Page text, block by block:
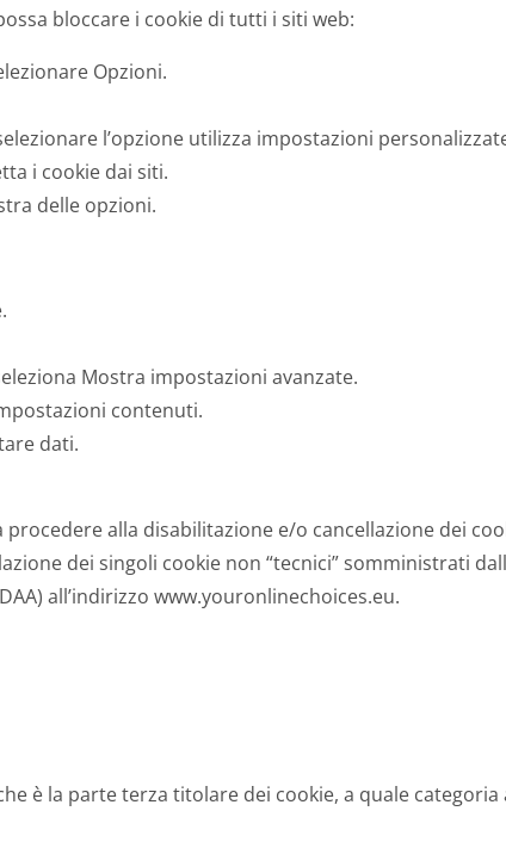
bloccare i cookie di tutti i siti web:
Opzioni.
l’opzione utilizza impostazioni
i cookie dai siti.
delle opzioni.
Mostra impostazioni avanzate.
contenuti.
dati.
alla disabilitazione e/o cancellazione dei
dei singoli cookie non “tecnici” somministrati
all’indirizzo www.youronlinechoices.eu.
è la parte terza titolare dei cookie, a quale